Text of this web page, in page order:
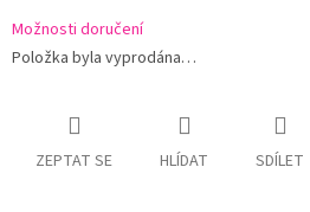
Možnosti doručení
Položka byla vyprodána…
ZEPTAT SE HLÍDAT SDÍLET